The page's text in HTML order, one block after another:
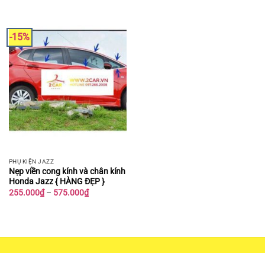
-15%
PHỤ KIỆN JAZZ
Nẹp viền cong kính và chân kính
Honda Jazz { HÀNG ĐẸP }
255.000₫ – 575.000₫Khoảng
giá: